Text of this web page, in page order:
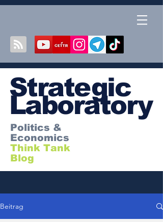
Strategic
Laboratory
Politics &
Economics
Think Tank
Blog
Beitrag